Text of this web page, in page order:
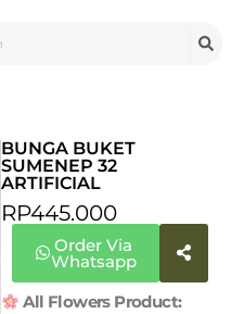
BUNGA BUKET
SUMENEP 32
ARTIFICIAL
RP445.000
Order Via
Whatsapp
All Flowers Product: